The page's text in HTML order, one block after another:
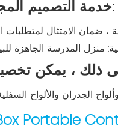
ذلك ، يمكن
Portable